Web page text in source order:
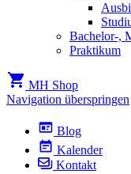
Bachelor-,
Praktikum
MH Shop
Navigation überspringen
Blog
Kalender
Kontakt